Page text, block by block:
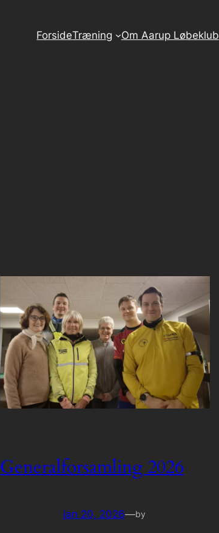
ForsideTræning Om Aarup Løbeklub
Generalforsamling 2026
jan 20, 2026—by